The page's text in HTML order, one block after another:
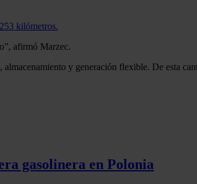
kilómetros.
afirmó Marzec.
y generación flexible. De esta
gasolinera en Polonia